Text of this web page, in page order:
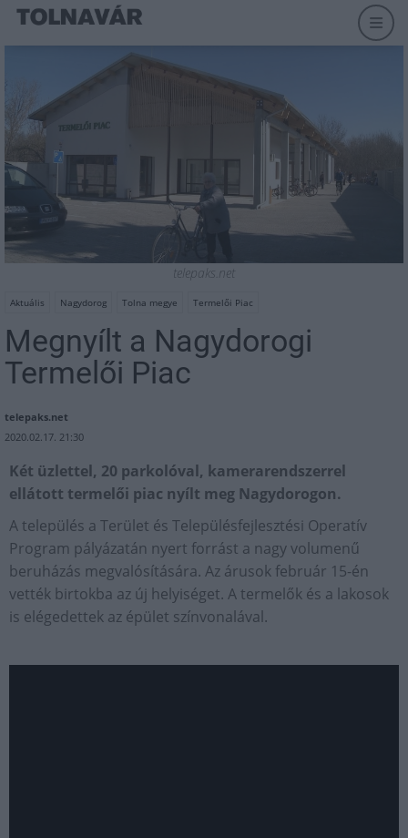
telepaks.net
Aktuális Nagydorog Tolna megye Termelői Piac
Megnyílt a Nagydorogi
Termelői Piac
telepaks.net
2020.02.17. 21:30
Két üzlettel, 20 parkolóval, kamerarendszerrel
ellátott termelői piac nyílt meg Nagydorogon.
A település a Terület és Településfejlesztési Operatív
Program pályázatán nyert forrást a nagy volumenű
beruházás megvalósítására. Az árusok február 15-én
vették birtokba az új helyiséget. A termelők és a lakosok
is elégedettek az épület színvonalával.